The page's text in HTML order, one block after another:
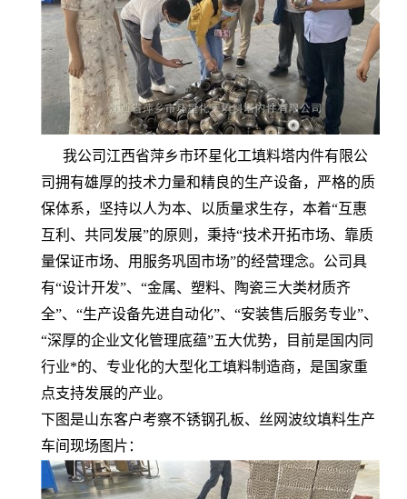
我公司江西省萍乡市环星化工填料塔内件有限公
司拥有雄厚的技术力量和精良的生产设备，严格的质
保体系，坚持以人为本、以质量求生存，本着“互惠
互利、共同发展”的原则，秉持“技术开拓市场、靠质
量保证市场、用服务巩固市场”的经营理念。公司具
有“设计开发”、“金属、塑料、陶瓷三大类材质齐
全”、“生产设备先进自动化”、“安装售后服务专业”、
“深厚的企业文化管理底蕴”五大优势，目前是国内同
行业*的、专业化的大型化工填料制造商，是国家重
点支持发展的产业。
下图是山东客户考察不锈钢孔板、丝网波纹填料生产
车间现场图片：